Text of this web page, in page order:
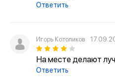
Ответить
Игорь Котоликов
На месте делают
Ответить